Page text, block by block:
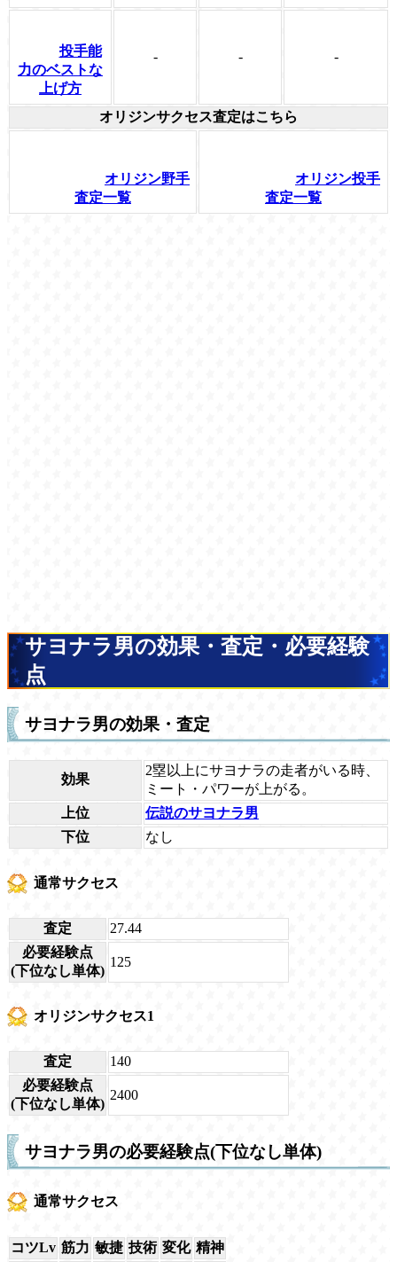
投手能
力のベストな
上げ方
- - -
オリジンサクセス査定はこちら
オリジン野手
査定一覧
オリジン投手
査定一覧
サヨナラ男の効果・査定・必要経験
点
サヨナラ男の効果・査定
効果
2塁以上にサヨナラの走者がいる時、
ミート・パワーが上がる。
上位
伝説のサヨナラ男
下位
なし
通常サクセス
査定
27.44
必要経験点
(下位なし単体)
125
オリジンサクセス1
査定
140
必要経験点
(下位なし単体)
2400
サヨナラ男の必要経験点(下位なし単体)
通常サクセス
コツLv 筋力 敏捷 技術 変化 精神